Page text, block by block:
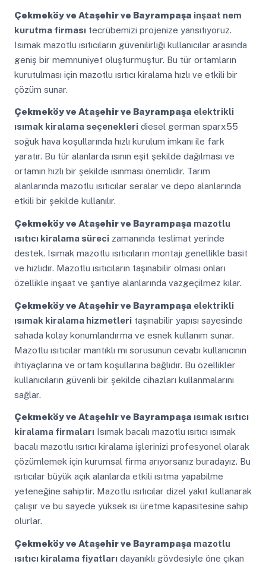
Çekmeköy ve Ataşehir ve Bayrampaşa inşaat nem
kurutma firmasıtecrübemizi projenize yansıtıyoruz.
Isımak mazotlu ısıtıcıların güvenilirliği kullanıcılar arasında
geniş bir memnuniyet oluşturmuştur. Bu tür ortamların
kurutulması için mazotlu ısıtıcı kiralama hızlı ve etkili bir
çözüm sunar.
Çekmeköy ve Ataşehir ve Bayrampaşa elektrikli
ısımak kiralama seçenekleridiesel german sparx55
soğuk hava koşullarında hızlı kurulum imkanı ile fark
yaratır. Bu tür alanlarda ısının eşit şekilde dağılması ve
ortamın hızlı bir şekilde ısınması önemlidir. Tarım
alanlarında mazotlu ısıtıcılar seralar ve depo alanlarında
etkili bir şekilde kullanılır.
Çekmeköy ve Ataşehir ve Bayrampaşa mazotlu
ısıtıcı kiralama sürecizamanında teslimat yerinde
destek. Isımak mazotlu ısıtıcıların montajı genellikle basit
ve hızlıdır. Mazotlu ısıtıcıların taşınabilir olması onları
özellikle inşaat ve şantiye alanlarında vazgeçilmez kılar.
Çekmeköy ve Ataşehir ve Bayrampaşa elektrikli
ısımak kiralama hizmetleritaşınabilir yapısı sayesinde
sahada kolay konumlandırma ve esnek kullanım sunar.
Mazotlu ısıtıcılar mantıklı mı sorusunun cevabı kullanıcının
ihtiyaçlarına ve ortam koşullarına bağlıdır. Bu özellikler
kullanıcıların güvenli bir şekilde cihazları kullanmalarını
sağlar.
Çekmeköy ve Ataşehir ve Bayrampaşa ısımak ısıtıcı
kiralama firmalarıIsımak bacalı mazotlu ısıtıcı ısımak
bacalı mazotlu ısıtıcı kiralama işlerinizi profesyonel olarak
çözümlemek için kurumsal firma arıyorsanız buradayız. Bu
ısıtıcılar büyük açık alanlarda etkili ısıtma yapabilme
yeteneğine sahiptir. Mazotlu ısıtıcılar dizel yakıt kullanarak
çalışır ve bu sayede yüksek ısı üretme kapasitesine sahip
olurlar.
Çekmeköy ve Ataşehir ve Bayrampaşa mazotlu
ısıtıcı kiralama fiyatlarıdayanıklı gövdesiyle öne çıkan